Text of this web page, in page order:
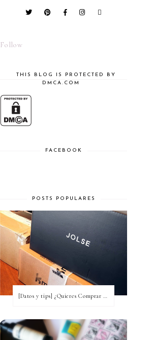
Follow
THIS BLOG IS PROTECTED BY
DMCA.COM
FACEBOOK
POSTS POPULARES